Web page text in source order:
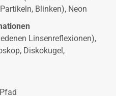
Blinken), Neon
Linsenreflexionen),
Diskokugel,